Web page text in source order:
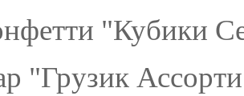
"Кубики
"Грузик